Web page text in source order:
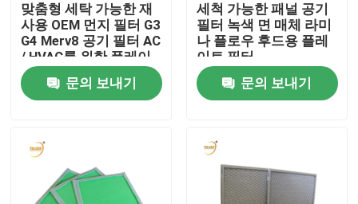
맞춤형 세탁 가능한 재
사용 OEM 먼지 필터 G3
G4 Merv8 공기 필터 AC
/ HVAC를 위한 플레이
트 프리 필터
문의 보내기
세척 가능한 패널 공기
필터 녹색 면 매체 라미
나 플로우 후드용 플레
이트 필터
문의 보내기